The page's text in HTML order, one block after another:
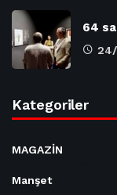
64
Kategoriler
MAGAZİN
Manşet